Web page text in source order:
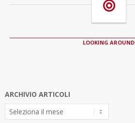
LOOKING AROUND
ARCHIVIO ARTICOLI
Archivio
Articoli